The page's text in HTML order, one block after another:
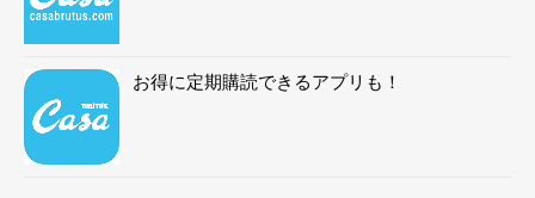
お得に定期購読できるアプリも！